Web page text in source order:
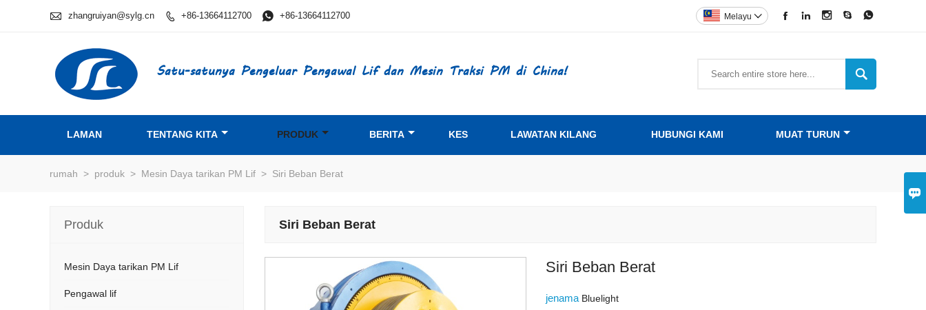

 zhangruiyan@sylg.cn  +86-13664112700  +86-13664112700     
Melayu 
Satu-satunya Pengeluar Pengawal Lif dan Mesin Traksi PM di China! 
LAMAN TENTANG KITA PRODUK BERITA KES LAWATAN KILANG HUBUNGI KAMI MUAT TURUN
rumah > produk > Mesin Daya tarikan PM Lif > Siri Beban Berat
Siri Beban Berat
Siri Beban Berat
jenama Bluelight
Produk
Mesin Daya tarikan PM Lif
Pengawal lif